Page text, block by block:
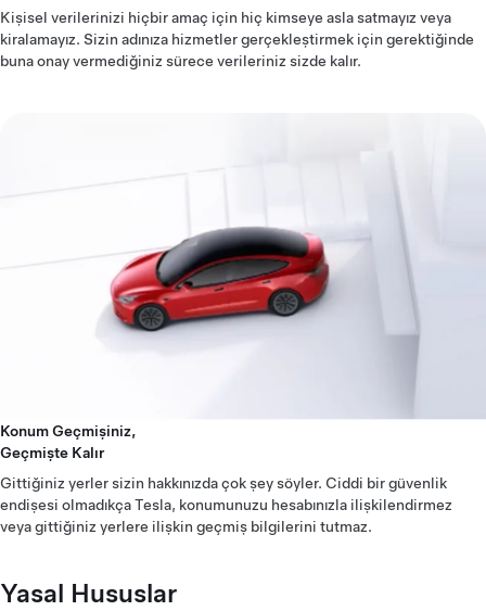
Kişisel verilerinizi hiçbir amaç için hiç kimseye asla satmayız veya
kiralamayız. Sizin adınıza hizmetler gerçekleştirmek için gerektiğinde
buna onay vermediğiniz sürece verileriniz sizde kalır.
Konum Geçmişiniz,
Geçmişte Kalır
Gittiğiniz yerler sizin hakkınızda çok şey söyler. Ciddi bir güvenlik
endişesi olmadıkça Tesla, konumunuzu hesabınızla ilişkilendirmez
veya gittiğiniz yerlere ilişkin geçmiş bilgilerini tutmaz.
Yasal Hususlar